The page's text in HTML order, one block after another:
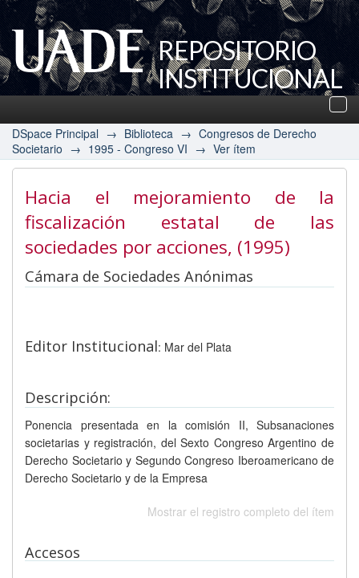
REPOSITORIO
INSTITUCIONAL
UADE
DSpace Principal → Biblioteca → Congresos de Derecho
Societario → 1995 - Congreso VI → Ver ítem
Hacia el mejoramiento de la
fiscalización estatal de las
sociedades por acciones, (1995)
Cámara de Sociedades Anónimas
Editor Institucional: Mar del Plata
Descripción:
Ponencia presentada en la comisión II, Subsanaciones
societarias y registración, del Sexto Congreso Argentino de
Derecho Societario y Segundo Congreso Iberoamericano de
Derecho Societario y de la Empresa
Mostrar el registro completo del ítem
Accesos